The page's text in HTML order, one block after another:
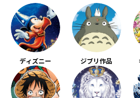
ディズニー ジブリ作品